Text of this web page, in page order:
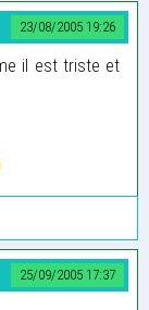
23/08/2005 19:26
il est triste et
25/09/2005 17:37